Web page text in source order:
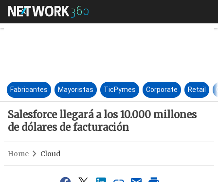
Salesforce llegará a los
Fabricantes Mayoristas TicPymes Corporate Retail
Salesforce llegará a los 10.000 millones
de dólares de facturación
Home Cloud